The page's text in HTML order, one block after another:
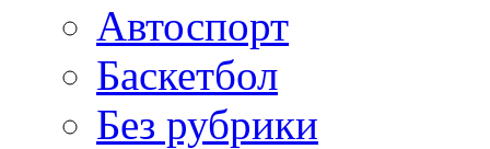
Автоспорт
Баскетбол
Без рубрики